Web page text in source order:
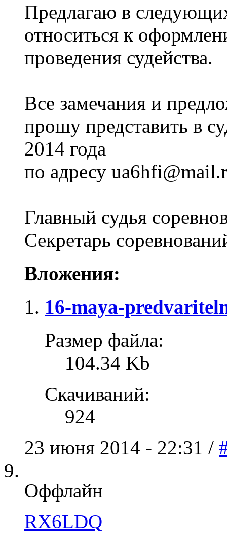
Предлагаю в
относиться к
проведения судейства.
Все замечания и
прошу представить в
2014 года
по адресу
Главный судья
Секретарь
Вложения:
16-maya-
Размер файла:
104.34 Kb
Скачиваний:
924
23 июня 2014 - 22:31 /
Оффлайн
RX6LDQ